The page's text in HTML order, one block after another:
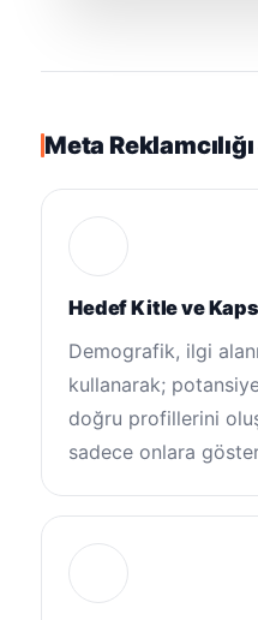
Meta
Hedef Kitle ve
Demografik, ilgi
kullanarak;
doğru profillerini
sadece onlara